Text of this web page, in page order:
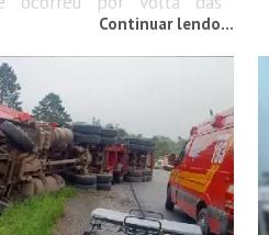
informações do
o idoso foi
consciente, porém
apresentando
crânio e um corte com
Continuar lendo...